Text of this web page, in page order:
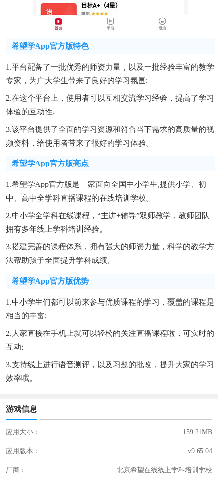
希望学app官方版特色
1.平台配备了一批优秀的师资力量，以及一批经验丰富的教学
专家，为广大学生带来了良好的学习氛围;
2.在这个平台上，使用者可以互相交流学习经验，提高了学习
体验的互动性;
3.该平台提供了全面的学习资源和符合当下需求的高质量的视
频资料，给使用者带来了很好的学习体验。
希望学app官方版亮点
1.希望学app官方版是一家面向全国中小学生,提供小学、初
中、高中全学科直播课程的在线培训学校。
2.中小学全学科在线课程，“主讲+辅导”双师教学，教师团队
拥有多年线上学科培训经验。
3.搭建完善的课程体系，拥有强大的师资力量，科学的教学方
法帮助孩子全面提升学科成绩。
希望学app官方版优势
1.中小学生们都可以前来参与优质课程的学习，覆盖的课程是
相当的丰富;
2.大家直接在手机上就可以轻松的关注直播课程啦，可实时的
互动;
3.支持线上进行语音测评，以及习题的批改，提升大家的学习
效率哦。
游戏信息
应用大小： 159.21MB
应用版本： v9.65.04
厂商： 北京希望在线线上学科培训学校